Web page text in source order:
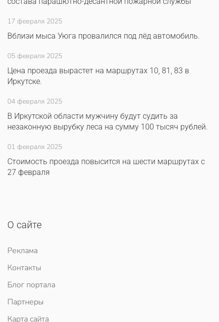
17 февраля 2025
Вблизи мыса Уюга провалился под лёд автомобиль.
05 февраля 2025
Цена проезда вырастет на маршрутах 10, 81, 83 в
Иркутске.
04 февраля 2025
В Иркутской области мужчину будут судить за
незаконную вырубку леса на сумму 100 тысяч рублей.
01 февраля 2025
Стоимость проезда повысится на шести маршрутах с
27 февраля
О сайте
Реклама
Контакты
Блог портала
Партнеры
Карта сайта